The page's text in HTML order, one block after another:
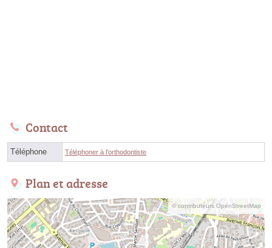
Contact
Téléphone Téléphoner à l'orthodontiste
Plan et adresse
© contributeurs OpenStreetMap